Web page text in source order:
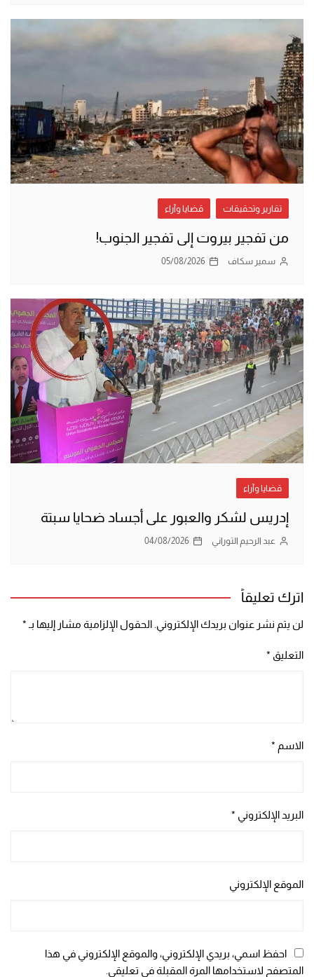
تقارير وتحقيقات قضايا وآراء
من تفجير بيروت إلى تفجير الجنوب!
سمير سكاف 05/08/2026
قضايا وآراء
إدريس لشكر والعبور على أجساد ضحايا سبتة
عبد الرحيم التوراني 04/08/2026
اترك تعليقاً
لن يتم نشر عنوان بريدك الإلكتروني. الحقول الإلزامية مشار إليها بـ *
التعليق *
الاسم *
البريد الإلكتروني *
الموقع الإلكتروني
احفظ اسمي، بريدي الإلكتروني، والموقع الإلكتروني في هذا
المتصفح لاستخدامها المرة المقبلة في تعليقي.